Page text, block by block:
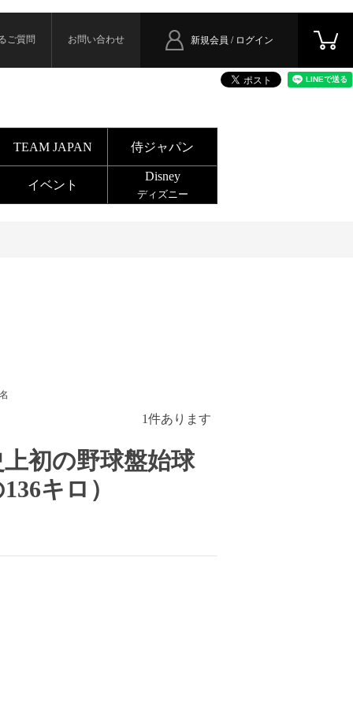
新規会員 / ログイン
ご質問 お問い合わせ
TEAM JAPAN 侍ジャパン
イベント
Disney
ディズニー
1件あります
上初の野球盤始球
キロ）